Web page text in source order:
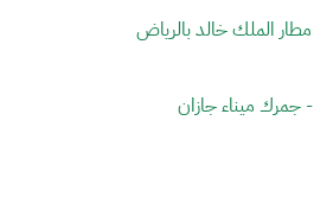
الملك خالد بالرياض
- جمرك ميناء جازان